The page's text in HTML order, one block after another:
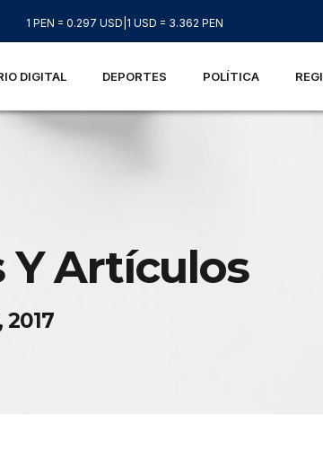
1 PEN = 0.297 USD 1 USD = 3.362 PEN
DIGITAL DEPORTES POLÍTICA
Artículos
2017